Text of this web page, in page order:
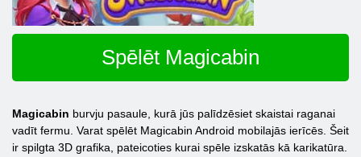
Spēlēt Magicabin
Magicabin burvju pasaule, kurā jūs palīdzēsiet skaistai raganai
vadīt fermu. Varat spēlēt Magicabin Android mobilajās ierīcēs. Šeit
ir spilgta 3D grafika, pateicoties kurai spēle izskatās kā karikatūra.